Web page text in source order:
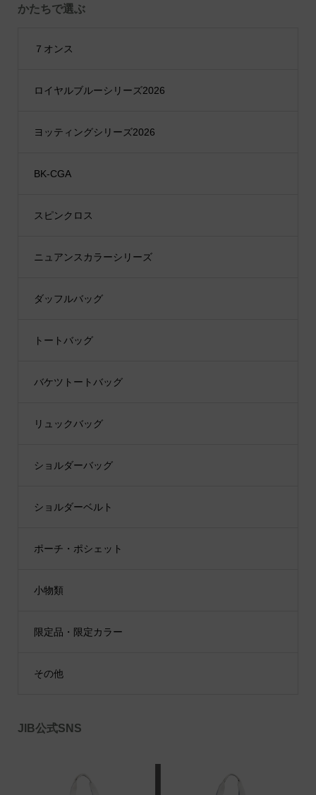
かたちで選ぶ
７オンス
ロイヤルブルーシリーズ2026
ヨッティングシリーズ2026
BK-CGA
スピンクロス
ニュアンスカラーシリーズ
ダッフルバッグ
トートバッグ
バケツトートバッグ
リュックバッグ
ショルダーバッグ
ショルダーベルト
ポーチ・ポシェット
小物類
限定品・限定カラー
その他
JIB公式SNS